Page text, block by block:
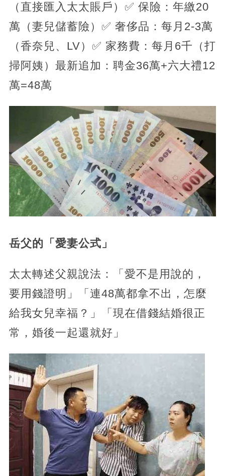
（直接匯入太太賬戶）✅ 保險：年繳20
萬（妻兒儲蓄險）✅ 奢侈品：每月2-3萬
（香奈兒、LV）✅ 家務費：每月6千（打
掃阿姨）最新追加：聘金36萬+六大禮12
萬=48萬
岳父的「愛妻公式」
太太轉述父親說法：「愛不是用說的，
要用錢證明」「連48萬都拿不出，怎麼
給我女兒幸福？」「現在借錢結婚很正
常，婚後一起還就好」